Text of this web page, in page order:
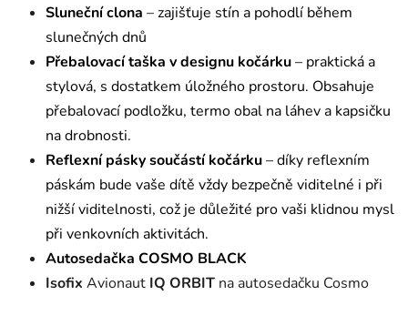
Sluneční clona – zajišťuje stín a pohodlí během
slunečných dnů
Přebalovací taška v designu kočárku– praktická a
stylová, s dostatkem úložného prostoru. Obsahuje
přebalovací podložku, termo obal na láhev a kapsičku
na drobnosti.
Reflexní pásky součástí kočárku– díky reflexním
páskám bude vaše dítě vždy bezpečně viditelné i při
nižší viditelnosti, což je důležité pro vaši klidnou mysl
při venkovních aktivitách.
Autosedačka COSMO BLACK
Isofix Avionaut IQ ORBIT na autosedačku Cosmo